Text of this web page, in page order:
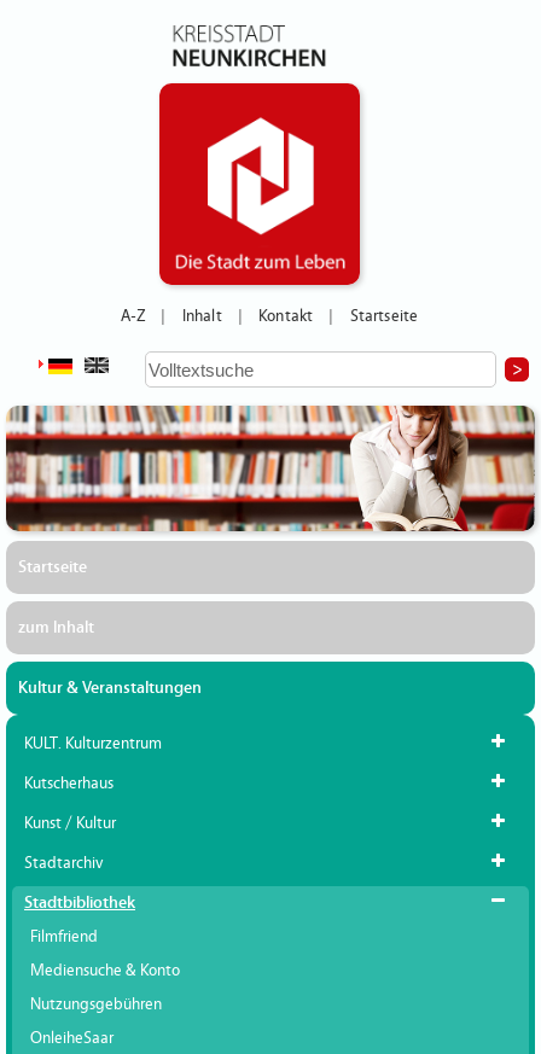
A-Z Inhalt Kontakt Startseite
Startseite
zum Inhalt
Kultur & Veranstaltungen
KULT. Kulturzentrum
Kutscherhaus
Kunst / Kultur
Stadtarchiv
Stadtbibliothek
Filmfriend
Mediensuche & Konto
Nutzungsgebühren
OnleiheSaar